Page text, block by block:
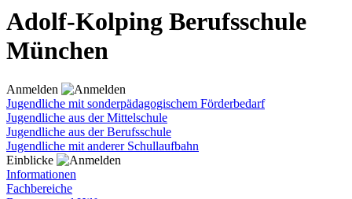
Adolf-Kolping Berufsschule
München
Anmelden
Jugendliche mit sonderpädagogischem Förderbedarf
Jugendliche aus der Mittelschule
Jugendliche aus der Berufsschule
Jugendliche mit anderer Schullaufbahn
Einblicke
Informationen
Fachbereiche